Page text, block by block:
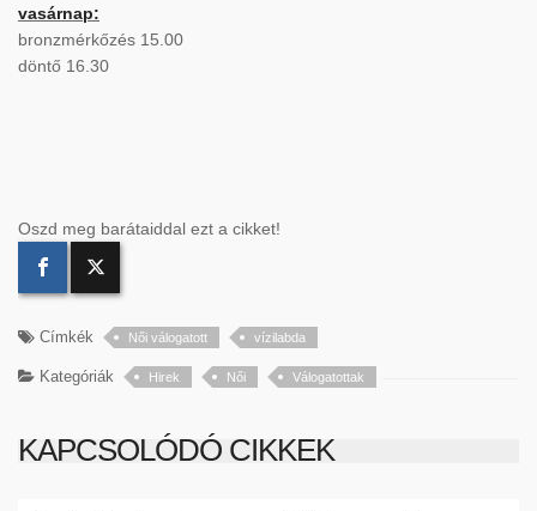
vasárnap:
bronzmérkőzés 15.00
döntő 16.30
Oszd meg barátaiddal ezt a cikket!
Címkék Női válogatott vízilabda
Kategóriák Hirek Női Válogatottak
KAPCSOLÓDÓ CIKKEK